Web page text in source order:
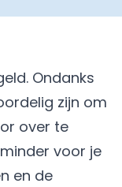
Ondanks
zijn om
over te
voor je
en de